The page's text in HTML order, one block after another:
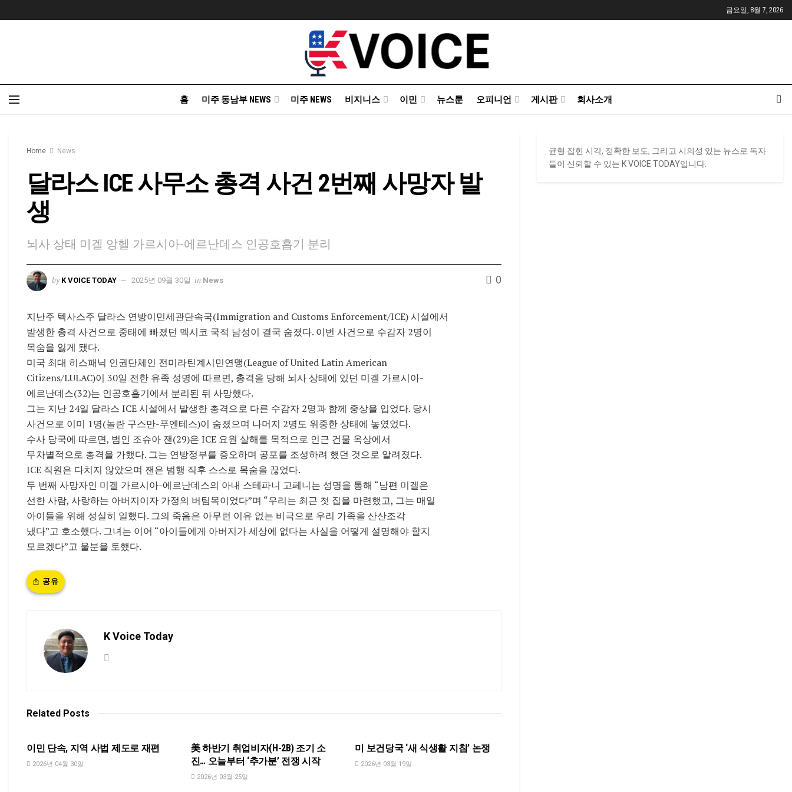
금요일, 8월 7, 2026
홈 미주 동남부 NEWS 미주 NEWS 비지니스 이민 뉴스툰 오피니언 게시판 회사소개
Home News
달라스 ICE 사무소 총격 사건 2번째 사망자 발
생
뇌사 상태 미겔 앙헬 가르시아-에르난데스 인공호흡기 분리
by K VOICE TODAY 2025년 09월 30일 in News 0
지난주 텍사스주 달라스 연방이민세관단속국(Immigration and Customs Enforcement/ICE) 시설에서
발생한 총격 사건으로 중태에 빠졌던 멕시코 국적 남성이 결국 숨졌다. 이번 사건으로 수감자 2명이
목숨을 잃게 됐다.
미국 최대 히스패닉 인권단체인 전미라틴계시민연맹(League of United Latin American
Citizens/LULAC)이 30일 전한 유족 성명에 따르면, 총격을 당해 뇌사 상태에 있던 미겔 가르시아-
에르난데스(32)는 인공호흡기에서 분리된 뒤 사망했다.
그는 지난 24일 달라스 ICE 시설에서 발생한 총격으로 다른 수감자 2명과 함께 중상을 입었다. 당시
사건으로 이미 1명(놀란 구스만-푸엔테스)이 숨졌으며 나머지 2명도 위중한 상태에 놓였었다.
수사 당국에 따르면, 범인 조슈아 잰(29)은 ICE 요원 살해를 목적으로 인근 건물 옥상에서
무차별적으로 총격을 가했다. 그는 연방정부를 증오하며 공포를 조성하려 했던 것으로 알려졌다.
ICE 직원은 다치지 않았으며 잰은 범행 직후 스스로 목숨을 끊었다.
두 번째 사망자인 미겔 가르시아-에르난데스의 아내 스테파니 고페니는 성명을 통해 “남편 미겔은
선한 사람, 사랑하는 아버지이자 가정의 버팀목이었다”며 “우리는 최근 첫 집을 마련했고, 그는 매일
아이들을 위해 성실히 일했다. 그의 죽음은 아무런 이유 없는 비극으로 우리 가족을 산산조각
냈다”고 호소했다. 그녀는 이어 “아이들에게 아버지가 세상에 없다는 사실을 어떻게 설명해야 할지
모르겠다”고 울분을 토했다.
공유
K Voice Today
Related Posts
이민 단속, 지역 사법 제도로 재편
2026년 04월 30일
美 하반기 취업비자(H-2B) 조기 소
진… 오늘부터 ‘추가분’ 전쟁 시작
2026년 03월 25일
미 보건당국 ‘새 식생활 지침’ 논쟁
2026년 03월 19일
균형 잡힌 시각, 정확한 보도, 그리고 시의성 있는 뉴스로 독자
들이 신뢰할 수 있는 K VOICE TODAY입니다.